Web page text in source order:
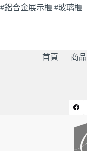
#鋁合金展示櫃 #玻璃櫃
首頁 商品